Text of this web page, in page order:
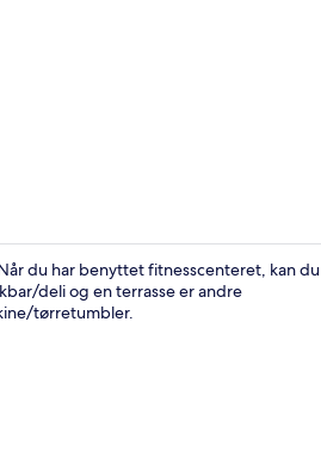
du har benyttet fitnesscenteret, kan du
deli og en terrasse er andre
tørretumbler.